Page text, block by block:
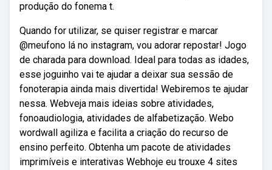
produção do fonema t.
Quando for utilizar, se quiser registrar e marcar
@meufono lá no instagram, vou adorar repostar! Jogo
de charada para download. Ideal para todas as idades,
esse joguinho vai te ajudar a deixar sua sessão de
fonoterapia ainda mais divertida! Webiremos te ajudar
nessa. Webveja mais ideias sobre atividades,
fonoaudiologia, atividades de alfabetização. Webo
wordwall agiliza e facilita a criação do recurso de
ensino perfeito. Obtenha um pacote de atividades
imprimíveis e interativas Webhoje eu trouxe 4 sites